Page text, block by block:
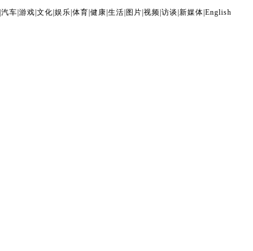
汽车 游戏 文化 娱乐 体育 健康 生活 图片 视频 访谈 新媒体 English